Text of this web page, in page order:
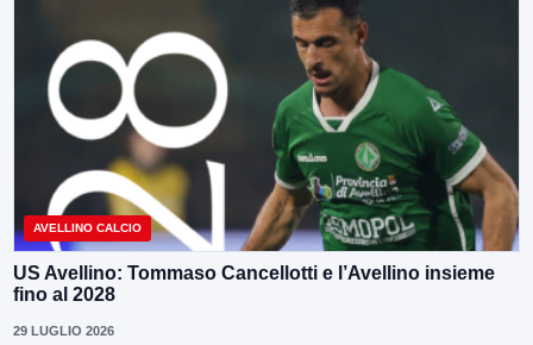
AVELLINO CALCIO
US Avellino: Tommaso Cancellotti e l’Avellino insieme
fino al 2028
29 LUGLIO 2026